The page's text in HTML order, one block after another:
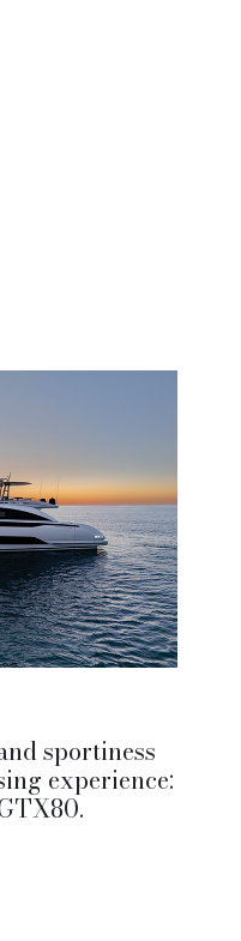
sportiness
experience: